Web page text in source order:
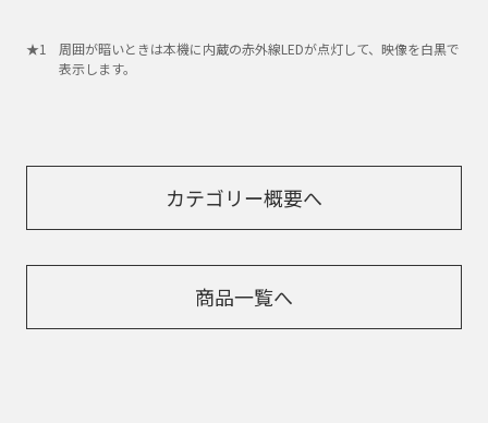
周囲が暗いときは本機に内蔵の赤外線LEDが点灯して、映像を白黒で
表示します。
カテゴリー概要へ
商品一覧へ